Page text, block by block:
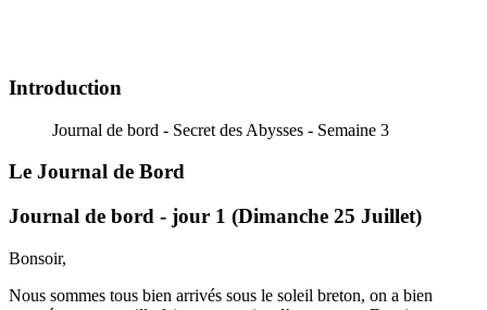
Introduction
Journal de bord - Secret des Abysses - Semaine 3
Le Journal de Bord
Journal de bord - jour 1 (Dimanche 25 Juillet)
Bonsoir,
Nous sommes tous bien arrivés sous le soleil breton, on a bien